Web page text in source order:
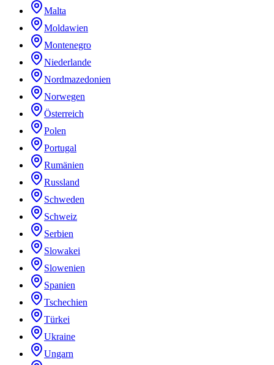
Malta
Moldawien
Montenegro
Niederlande
Nordmazedonien
Norwegen
Österreich
Polen
Portugal
Rumänien
Russland
Schweden
Schweiz
Serbien
Slowakei
Slowenien
Spanien
Tschechien
Türkei
Ukraine
Ungarn